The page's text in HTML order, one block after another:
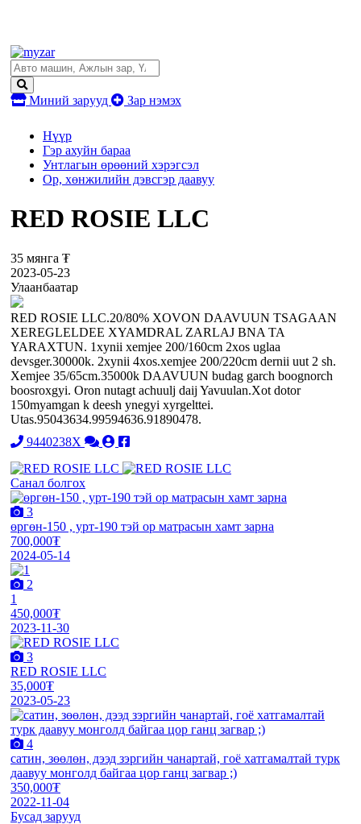
Миний зарууд Зар нэмэх
Нүүр
Гэр ахуйн бараа
Унтлагын өрөөний хэрэгсэл
Ор, хөнжилийн дэвсгэр даавуу
RED ROSIE LLC
35 мянга ₮
2023-05-23
Улаанбаатар
RED ROSIE LLC.20/80% XOVON DAAVUUN TSAGAAN
XEREGLELDEE XYAMDRAL ZARLAJ BNA TA
YARAXTUN. 1xynii xemjee 200/160cm 2xos uglaa
devsger.30000k. 2xynii 4xos.xemjee 200/220cm dernii uut 2 sh.
Xemjee 35/65cm.35000k DAAVUUN budag garch boognorch
boosroxgyi. Oron nutagt achuulj daij Yavuulan.Xot dotor
150myamgan k deesh ynegyi xyrgelttei.
Utas.95043634.99594636.91890478.
9440238X
Санал болгох
3
өргөн-150 , урт-190 тэй ор матрасын хамт зарна
700,000₮
2024-05-14
2
1
450,000₮
2023-11-30
3
RED ROSIE LLC
35,000₮
2023-05-23
4
сатин, зөөлөн, дээд зэргийн чанартай, гоё хатгамалтай турк
даавуу монголд байгаа цор ганц загвар ;)
350,000₮
2022-11-04
Бусад зарууд